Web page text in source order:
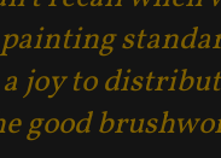
painting
joy to
good